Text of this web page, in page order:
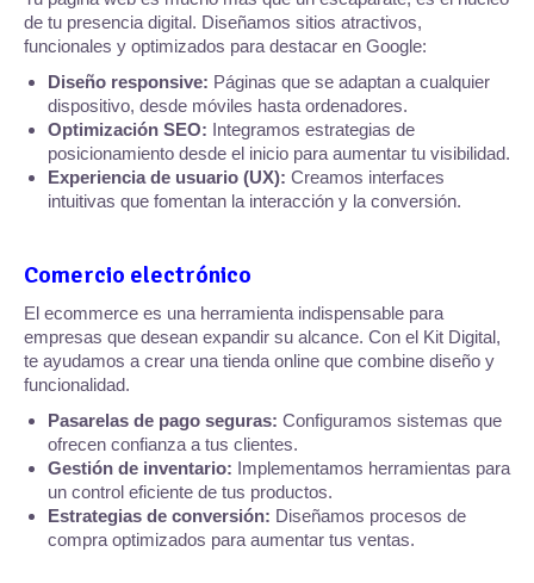
de tu presencia digital. Diseñamos sitios atractivos,
funcionales y optimizados para destacar en Google:
Diseño responsive: Páginas que se adaptan a cualquier
dispositivo, desde móviles hasta ordenadores.
Optimización SEO: Integramos estrategias de
posicionamiento desde el inicio para aumentar tu visibilidad.
Experiencia de usuario (UX): Creamos interfaces
intuitivas que fomentan la interacción y la conversión.
Comercio electrónico
El ecommerce es una herramienta indispensable para
empresas que desean expandir su alcance. Con el Kit Digital,
te ayudamos a crear una tienda online que combine diseño y
funcionalidad.
Pasarelas de pago seguras: Configuramos sistemas que
ofrecen confianza a tus clientes.
Gestión de inventario: Implementamos herramientas para
un control eficiente de tus productos.
Estrategias de conversión: Diseñamos procesos de
compra optimizados para aumentar tus ventas.